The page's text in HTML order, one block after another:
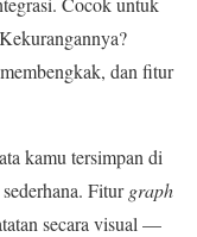
dan fitur
kamu tersimpan di
Fiturgraph
secara visual —